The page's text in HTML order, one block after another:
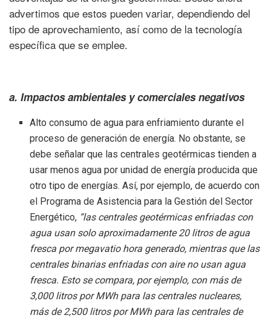
advertimos que estos pueden variar, dependiendo del
tipo de aprovechamiento, así como de la tecnología
específica que se emplee.
a. Impactos ambientales y comerciales negativos
Alto consumo de agua para enfriamiento durante el
proceso de generación de energía. No obstante, se
debe señalar que las centrales geotérmicas tienden a
usar menos agua por unidad de energía producida que
otro tipo de energías. Así, por ejemplo, de acuerdo con
el Programa de Asistencia para la Gestión del Sector
Energético, “las centrales geotérmicas enfriadas con
agua usan solo aproximadamente 20 litros de agua
fresca por megavatio hora generado, mientras que las
centrales binarias enfriadas con aire no usan agua
fresca. Esto se compara, por ejemplo, con más de
3,000 litros por MWh para las centrales nucleares,
más de 2,500 litros por MWh para las centrales de